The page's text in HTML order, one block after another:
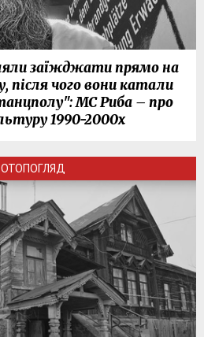
заїжджати прямо на
після чого вони катали
МС Риба – про
1990-2000х